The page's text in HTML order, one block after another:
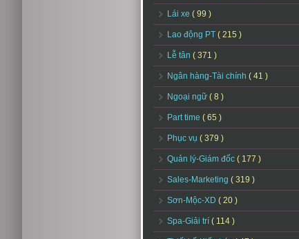
Lái xe ( 99 )
Lao động PT ( 215 )
Lễ tân ( 371 )
Ngân hàng-Tài chính ( 41 )
Ngoại ngữ ( 8 )
Part time ( 65 )
Phục vụ ( 379 )
Quản lý-Giám đốc ( 177 )
Sales-Marketing ( 319 )
Sơn-Mộc-XD ( 20 )
Spa-Giải trí ( 114 )